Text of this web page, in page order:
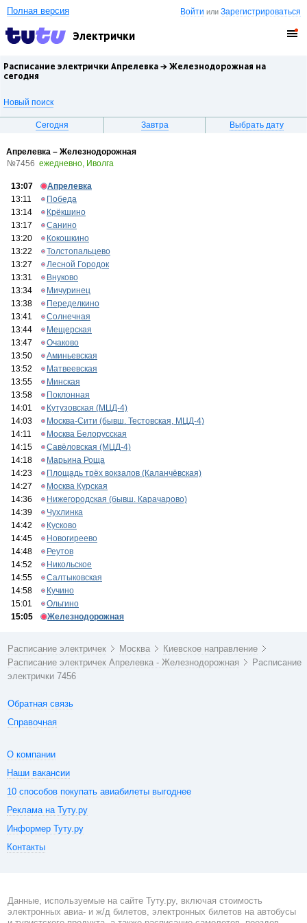
Войти илиЗарегистрироваться
Полная версия
Электрички
Расписание электрички Апрелевка → Железнодорожная на
сегодня
Новый поиск
Сегодня Завтра Выбрать дату
Апрелевка – Железнодорожная
№7456 ежедневно, Иволга
13:07
Апрелевка
13:11
Победа
13:14
Крёкшино
13:17
Санино
13:20
Кокошкино
13:22
Толстопальцево
13:27
Лесной Городок
13:31
Внуково
13:34
Мичуринец
13:38
Переделкино
13:41
Солнечная
13:44
Мещерская
13:47
Очаково
13:50
Аминьевская
13:52
Матвеевская
13:55
Минская
13:58
Поклонная
14:01
Кутузовская (МЦД-4)
14:03
Москва-Сити (бывш. Тестовская, МЦД-4)
14:11
Москва Белорусская
14:15
Савёловская (МЦД-4)
14:18
Марьина Роща
14:23
Площадь трёх вокзалов (Каланчёвская)
14:27
Москва Курская
14:36
Нижегородская (бывш. Карачарово)
14:39
Чухлинка
14:42
Кусково
14:45
Новогиреево
14:48
Реутов
14:52
Никольское
14:55
Салтыковская
14:58
Кучино
15:01
Ольгино
15:05
Железнодорожная
Расписание электричек Москва
Киевское направление
Расписание электричек Апрелевка - Железнодорожная
Расписание
электрички 7456
Обратная связь
Справочная
О компании
Наши вакансии
10 способов покупать авиабилеты выгоднее
Реклама на Туту.ру
Информер Туту.ру
Контакты
Данные, используемые на сайте Туту.ру, включая стоимость
электронных авиа- и ж/д билетов, электронных билетов на автобусы